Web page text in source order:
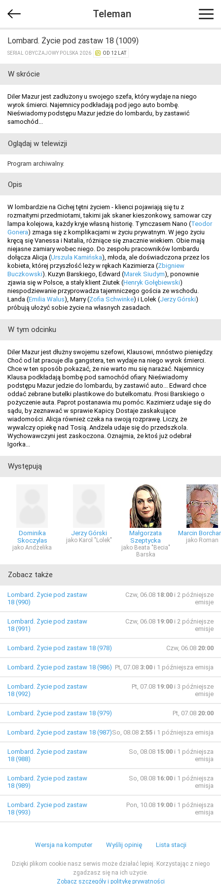
Teleman
Lombard. Życie pod zastaw 18 (1009)
SERIAL OBYCZAJOWY POLSKA 2026 OD 12 LAT
W skrócie
Diler Mazur jest zadłużony u swojego szefa, który wydaje na niego
wyrok śmierci. Najemnicy podkładają pod jego auto bombę.
Nieświadomy podstępu Mazur jedzie do lombardu, by zastawić
samochód...
Oglądaj w telewizji
Program archiwalny.
Opis
W lombardzie na Cichej tętni życiem - klienci pojawiają się tu z
rozmaitymi przedmiotami, takimi jak skaner kieszonkowy, samowar czy
lampa kolejowa, każdy kryje własną historię. Tymczasem Nano (Teodor
Gonera) zmaga się z komplikacjami w życiu prywatnym. W jego życiu
kręcą się Vanessa i Natalia, różniące się znacznie wiekiem. Obie mają
niejasne zamiary wobec niego. Do zespołu pracowników lombardu
dołącza Alicja (Urszula Kamińska), młoda, ale doświadczona przez los
kobieta, której przyszłość leży w rękach Kazimierza (Zbigniew
Buczkowski). Kuzyn Barskiego, Edward (Marek Siudym), ponownie
zjawia się w Polsce, a stały klient Ziutek (Henryk Gołębiewski)
niespodziewanie przyprowadza tajemniczego gościa ze wschodu.
Łanda (Emilia Walus), Marry (Zofia Schwinke) i Lolek (Jerzy Górski)
próbują ułożyć sobie życie na własnych zasadach.
W tym odcinku
Diler Mazur jest dłużny swojemu szefowi, Klausowi, mnóstwo pieniędzy.
Choć od lat pracuje dla gangstera, ten wydaje na niego wyrok śmierci.
Chce w ten sposób pokazać, że nie warto mu się narażać. Najemnicy
Klausa podkładają bombę pod samochód ofiary. Nieświadomy
podstępu Mazur jedzie do lombardu, by zastawić auto... Edward chce
oddać zebrane butelki plastikowe do butelkomatu. Prosi Barskiego o
pożyczenie auta. Paprot postanawia mu pomóc. Kazimierz udaje się do
sądu, by zeznawać w sprawie Kapicy. Dostaje zaskakujące
wiadomości. Alicja również czeka na swoją rozprawę. Liczy, że
wywalczy opiekę nad Tosią. Andżela udaje się do przedszkola.
Wychowawczyni jest zaskoczona. Oznajmia, że ktoś już odebrał
Igorka...
Występują
Dominika
Skoczylas
jako Andżelika
Jerzy Górski
jako Karol "Lolek"
Małgorzata
Szeptycka
jako Beata "Becia"
Barska
Marcin
jako Roman
Zobacz także
Lombard. Życie pod zastaw
18 (990)
Czw, 06.08 18:00 i 2 późniejsze
emisje
Lombard. Życie pod zastaw
18 (991)
Czw, 06.08 19:00 i 2 późniejsze
emisje
Lombard. Życie pod zastaw 18 (978) Czw, 06.08 20:00
Lombard. Życie pod zastaw 18 (986) Pt, 07.08 3:00 i 1 późniejsza emisja
Lombard. Życie pod zastaw
18 (992)
Pt, 07.08 19:00 i 3 późniejsze
emisje
Lombard. Życie pod zastaw 18 (979) Pt, 07.08 20:00
Lombard. Życie pod zastaw 18 (987)So, 08.08 2:55 i 1 późniejsza emisja
Lombard. Życie pod zastaw
18 (988)
So, 08.08 15:00 i 1 późniejsza
emisja
Lombard. Życie pod zastaw
18 (989)
So, 08.08 16:00 i 1 późniejsza
emisja
Lombard. Życie pod zastaw
18 (993)
Pon, 10.08 19:00 i 1 późniejsza
emisja
Wersja na komputer Wyślij opinię Lista stacji
Dzięki plikom cookie nasz serwis może działać lepiej. Korzystając z niego
zgadzasz się na ich użycie.
Zobacz szczegóły i politykę prywatności